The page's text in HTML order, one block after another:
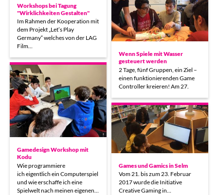
Workshops bei Tagung
"Wirklichkeiten Gestalten"
Im Rahmen der Kooperation mit
dem Projekt „Let’s Play
Germany“ welches von der LAG
Film…
Wenn Spiele mit Wasser
gesteuert werden
2 Tage, fünf Gruppen, ein Ziel –
einen funktionierenden Game
Controller kreieren! Am 27.
Gamedesign Workshop mit
Kodu
Wie programmiere
ich eigentlich ein Computerspiel
und wie erschaffe ich eine
Spielwelt nach meinen eigenen…
Games und Gamics in Selm
Vom 21. bis zum 23. Februar
2017 wurde die Initiative
Creative Gaming in…